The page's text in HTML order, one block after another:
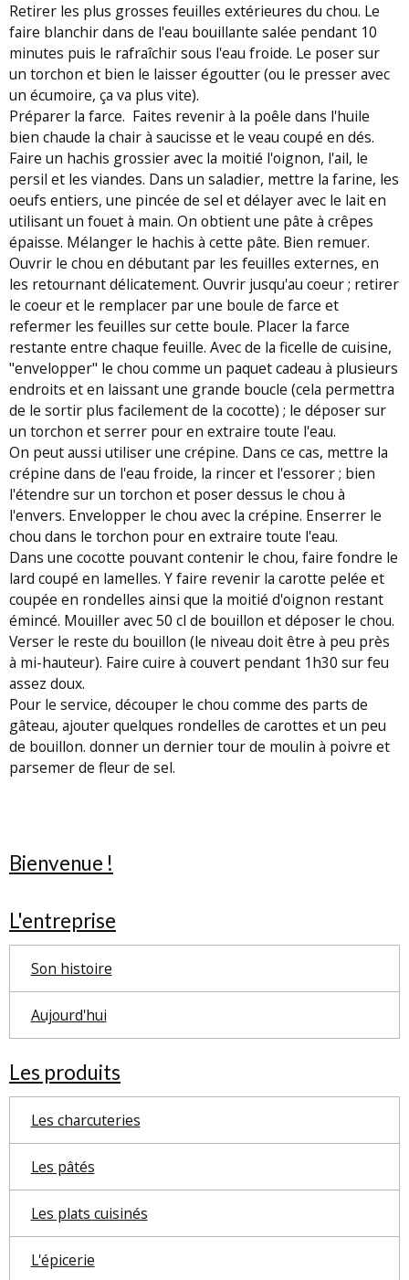
Retirer les plus grosses feuilles extérieures du chou. Le
faire blanchir dans de l'eau bouillante salée pendant 10
minutes puis le rafraîchir sous l'eau froide. Le poser sur
un torchon et bien le laisser égoutter (ou le presser avec
un écumoire, ça va plus vite).
Préparer la farce. Faites revenir à la poêle dans l'huile
bien chaude la chair à saucisse et le veau coupé en dés.
Faire un hachis grossier avec la moitié l'oignon, l'ail, le
persil et les viandes. Dans un saladier, mettre la farine, les
oeufs entiers, une pincée de sel et délayer avec le lait en
utilisant un fouet à main. On obtient une pâte à crêpes
épaisse. Mélanger le hachis à cette pâte. Bien remuer.
Ouvrir le chou en débutant par les feuilles externes, en
les retournant délicatement. Ouvrir jusqu'au coeur ; retirer
le coeur et le remplacer par une boule de farce et
refermer les feuilles sur cette boule. Placer la farce
restante entre chaque feuille. Avec de la ficelle de cuisine,
"envelopper" le chou comme un paquet cadeau à plusieurs
endroits et en laissant une grande boucle (cela permettra
de le sortir plus facilement de la cocotte) ; le déposer sur
un torchon et serrer pour en extraire toute l'eau.
On peut aussi utiliser une crépine. Dans ce cas, mettre la
crépine dans de l'eau froide, la rincer et l'essorer ; bien
l'étendre sur un torchon et poser dessus le chou à
l'envers. Envelopper le chou avec la crépine. Enserrer le
chou dans le torchon pour en extraire toute l'eau.
Dans une cocotte pouvant contenir le chou, faire fondre le
lard coupé en lamelles. Y faire revenir la carotte pelée et
coupée en rondelles ainsi que la moitié d'oignon restant
émincé. Mouiller avec 50 cl de bouillon et déposer le chou.
Verser le reste du bouillon (le niveau doit être à peu près
à mi-hauteur). Faire cuire à couvert pendant 1h30 sur feu
assez doux.
Pour le service, découper le chou comme des parts de
gâteau, ajouter quelques rondelles de carottes et un peu
de bouillon. donner un dernier tour de moulin à poivre et
parsemer de fleur de sel.
Bienvenue !
L'entreprise
Son histoire
Aujourd'hui
Les produits
Les charcuteries
Les pâtés
Les plats cuisinés
L'épicerie